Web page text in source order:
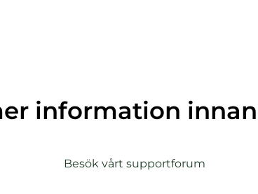
information
Besök vårt supportforum